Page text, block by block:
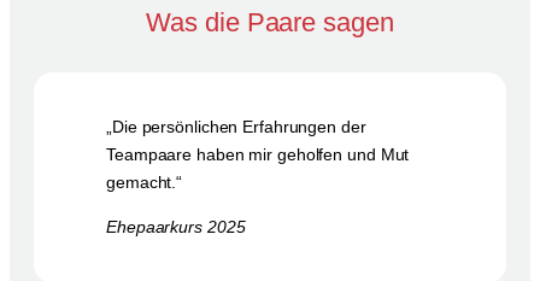
Was die Paare sagen
„Die persönlichen Erfahrungen der
Teampaare haben mir geholfen und Mut
gemacht.“
Ehepaarkurs 2025